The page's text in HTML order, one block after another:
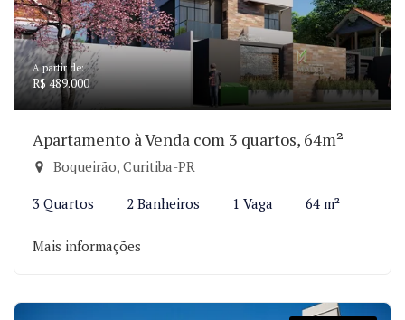
A partir de:
R$ 489.000
Apartamento à Venda com 3 quartos, 64m²
Boqueirão, Curitiba-PR
3 Quartos 2 Banheiros 1 Vaga 64 m²
Mais informações